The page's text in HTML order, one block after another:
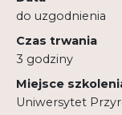
Tutor na UPWr
Mistrzowie
Mistrzowie
do uzgodnienia
Czas trwania
3 godziny
Miejsce
Uniwersytet